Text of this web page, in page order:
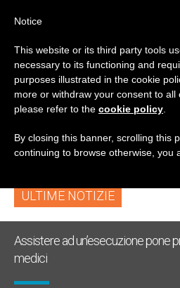
TAG
Posts
Pollution’
ULTIME NOTIZIE
Assistere ad un’esecuzione pone
medici
Notice
This website or its third party tools
necessary to its functioning and
purposes illustrated in the cookie
more or withdraw your consent to all
please refer to the cookie policy
By closing this banner, scrolling this
continuing to browse otherwise, you